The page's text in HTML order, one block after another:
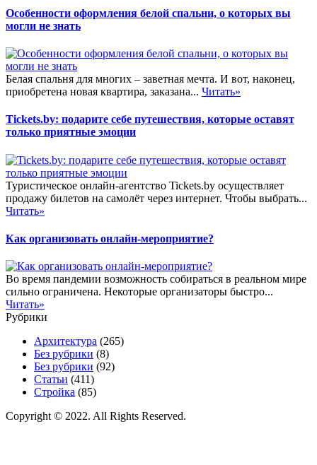
Особенности оформления белой спальни, о которых вы
могли не знать
Белая спальня для многих – заветная мечта. И вот, наконец,
приобретена новая квартира, заказана... Читать»
Tickets.by: подарите себе путешествия, которые оставят
только приятные эмоции
Туристическое онлайн-агентство Tickets.by осуществляет
продажу билетов на самолёт через интернет. Чтобы выбрать...
Читать»
Как организовать онлайн-мероприятие?
Во время пандемии возможность собираться в реальном мире
сильно ограничена. Некоторые организаторы быстро...
Читать»
Рубрики
Архитектура (265)
Без рубрики (8)
Без рубрики (92)
Статьи (411)
Стройка (85)
Copyright © 2022. All Rights Reserved.